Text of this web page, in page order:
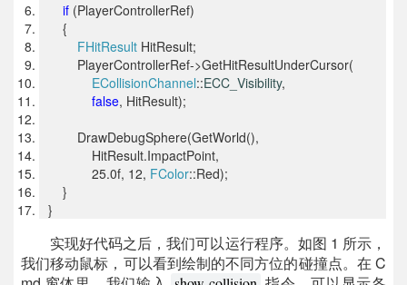
if (PlayerControllerRef)
{
FHitResult HitResult;
PlayerControllerRef->GetHitResultUnderCursor(
ECollisionChannel::ECC_Visibility,
false, HitResult);
DrawDebugSphere(GetWorld(),
HitResult.ImpactPoint,
25.0f, 12, FColor::Red);
}
}
实现好代码之后，我们可以运行程序。如图 1 所示，
我们移动鼠标，可以看到绘制的不同方位的碰撞点。在 C